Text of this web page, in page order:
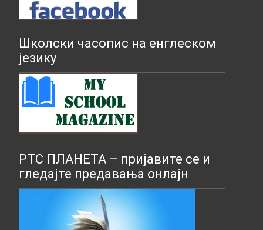
Школски часопис на енглеском
језику
РТС ПЛАНЕТА – пријавите се и
гледајте предавања онлајн